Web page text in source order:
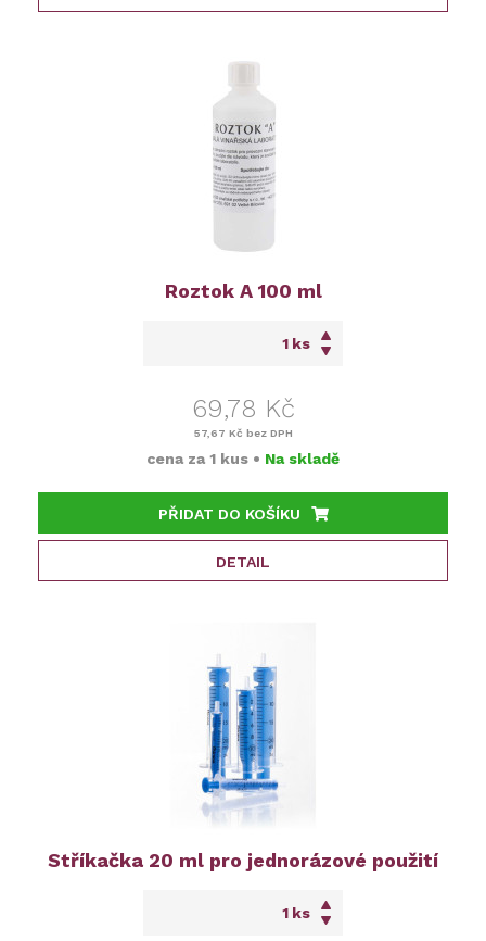
Roztok A 100 ml
ks
69,78 Kč
57,67 Kč bez DPH
cena za 1 kus • Na skladě
PŘIDAT DO KOŠÍKU
DETAIL
Stříkačka 20 ml pro jednorázové použití
ks